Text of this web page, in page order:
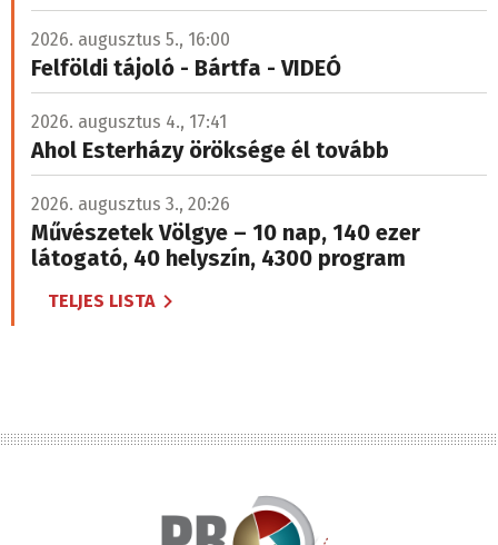
2026. augusztus 5., 16:00
Felföldi tájoló - Bártfa - VIDEÓ
2026. augusztus 4., 17:41
Ahol Esterházy öröksége él tovább
2026. augusztus 3., 20:26
Művészetek Völgye – 10 nap, 140 ezer
látogató, 40 helyszín, 4300 program
TELJES LISTA